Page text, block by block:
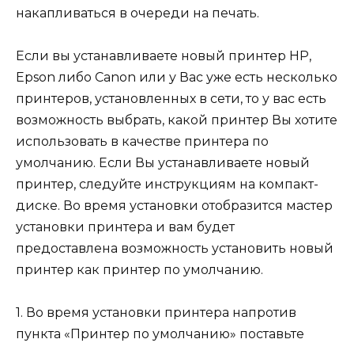
накапливаться в очереди на печать.
Если вы устанавливаете новый принтер HP,
Epson либо Canon или у Вас уже есть несколько
принтеров, установленных в сети, то у вас есть
возможность выбрать, какой принтер Вы хотите
использовать в качестве принтера по
умолчанию. Если Вы устанавливаете новый
принтер, следуйте инструкциям на компакт-
диске. Во время установки отобразится мастер
установки принтера и вам будет
предоставлена возможность установить новый
принтер как принтер по умолчанию.
1. Во время установки принтера напротив
пункта «Принтер по умолчанию» поставьте